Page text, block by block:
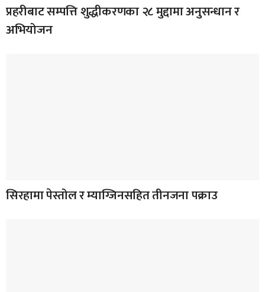
प्रहरीबाट सम्पत्ति शुद्धीकरणका २८ मुद्दामा अनुसन्धान र
अभियोजन
सिरहामा पेस्तोल र म्याग्जिनसहित तीनजना पक्राउ